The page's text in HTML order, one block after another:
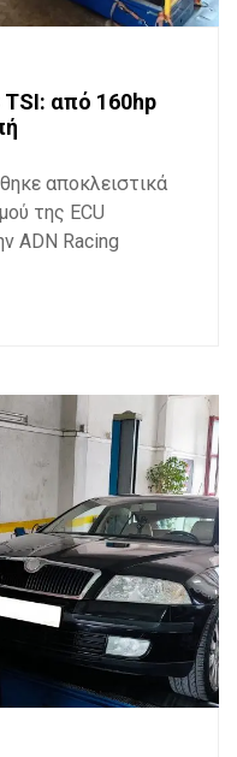
από 160hp
αποκλειστικά
της ECU
ADN Racing